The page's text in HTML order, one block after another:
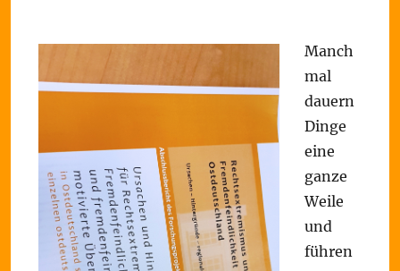
Manch
mal
dauern
Dinge
eine
ganze
Weile
und
führen